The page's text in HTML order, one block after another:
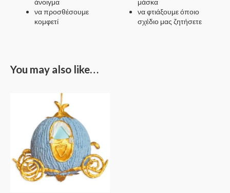
να προσθέσουμε
κομφετί
να φτιάξουμε όποιο
σχέδιο μας ζητήσετε
You may also like…